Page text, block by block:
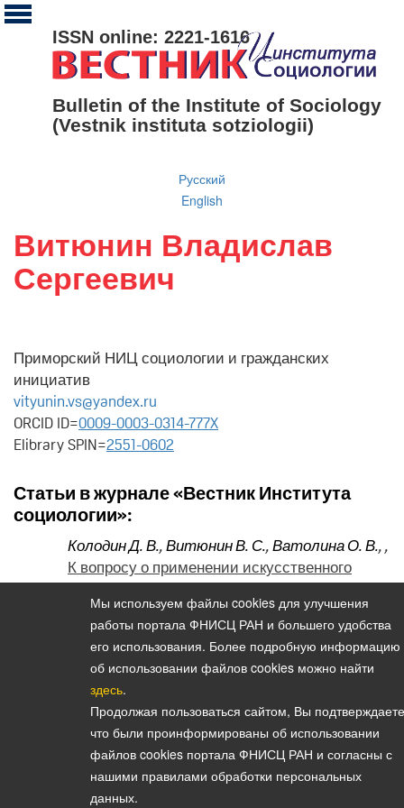
ISSN online: 2221-1616
Bulletin of the Institute of Sociology
(Vestnik instituta sotziologii)
Русский
English
Витюнин Владислав
Сергеевич
Приморский НИЦ социологии и гражданских
инициатив
vityunin.vs@yandex.ru
ORCID ID=0009-0003-0314-777X
Elibrary SPIN=2551-0602
Статьи в журнале «Вестник Института
социологии»:
Колодин Д. В.,Витюнин В. С.,Ватолина О. В.,,
К вопросу о применении искусственного
интеллекта для анализа и интерпретации
данных социологических исследований
(2026. Том 17. № 58)
Политика конфиденциальности персональных данных
© 2026, Вестник Института социологии
vestnik@isras.ru
Мы используем файлы cookies для улучшения
работы портала ФНИСЦ РАН и большего удобства
его использования. Более подробную информацию
об использовании файлов cookies можно найти
здесь.
Продолжая пользоваться сайтом, Вы
что были проинформированы об использовании
файлов cookies портала ФНИСЦ РАН и согласны с
нашими правилами обработки персональных
данных.